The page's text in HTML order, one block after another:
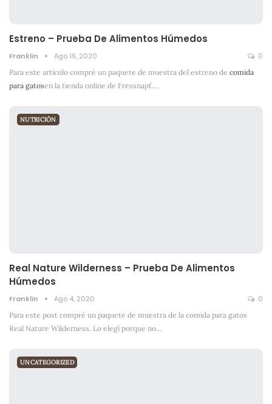
Estreno – Prueba De Alimentos Húmedos
Franklin Ago 19, 2020 0
Para este artículo compré un paquete de muestra del estreno de comida
para gatosen la tienda online de Fressnapf.…
NUTRICIÓN
Real Nature Wilderness – Prueba De Alimentos
Húmedos
Franklin Ago 4, 2020 0
Para este post compré un paquete de muestra de la comida para gatos
Real Nature Wilderness. Lo elegí porque no…
UNCATEGORIZED